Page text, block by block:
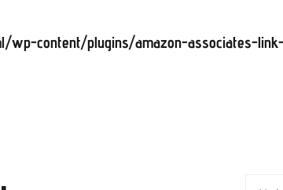
content/plugins/amazon-associates-link-